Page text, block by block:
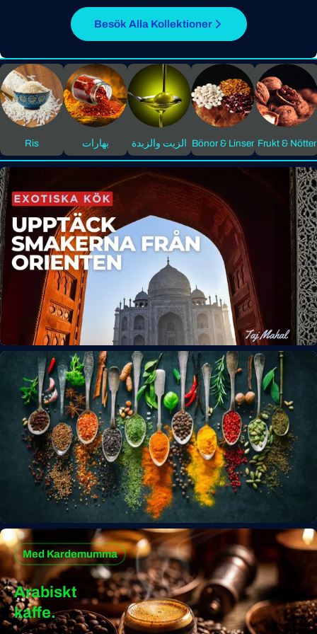
Besök Alla Kollektioner
Ris بهارات الزيت والزبدة Bönor & Linser Frukt & Nötter
Med Kardemumma
Arabiskt
kaffe.